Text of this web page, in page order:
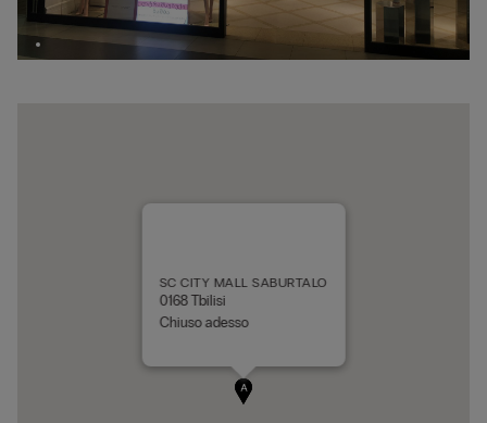
A
SC CITY MALL SABURTALO
0168 Tbilisi
Chiuso adesso